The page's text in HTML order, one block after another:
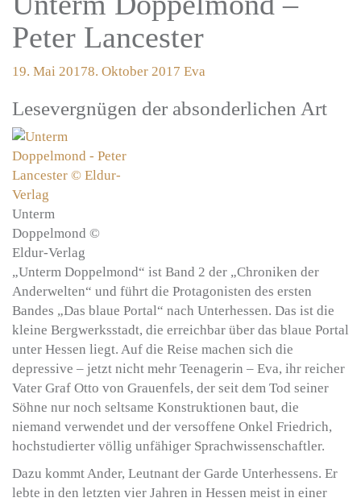
Peter Lancester
19. Mai 20178. Oktober 2017 Eva
Lesevergnügen der absonderlichen Art
Unterm
Doppelmond ©
Eldur-Verlag
„Unterm Doppelmond“ ist Band 2 der „Chroniken der
Anderwelten“ und führt die Protagonisten des ersten
Bandes „Das blaue Portal“ nach Unterhessen. Das ist die
kleine Bergwerksstadt, die erreichbar über das blaue Portal
unter Hessen liegt. Auf die Reise machen sich die
depressive – jetzt nicht mehr Teenagerin – Eva, ihr reicher
Vater Graf Otto von Grauenfels, der seit dem Tod seiner
Söhne nur noch seltsame Konstruktionen baut, die
niemand verwendet und der versoffene Onkel Friedrich,
hochstudierter völlig unfähiger Sprachwissenschaftler.
Dazu kommt Ander, Leutnant der Garde Unterhessens. Er
lebte in den letzten vier Jahren in Hessen meist in einer